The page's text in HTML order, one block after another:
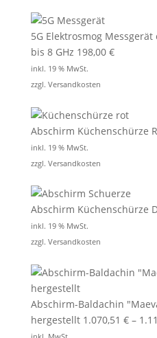
5G Elektrosmog Messgerät
bis 8 GHz 198,00 €
inkl. 19 % MwSt.
zzgl. Versandkosten
Abschirm Küchenschürze
inkl. 19 % MwSt.
zzgl. Versandkosten
Abschirm Küchenschürze
inkl. 19 % MwSt.
zzgl. Versandkosten
Abschirm-Baldachin
hergestellt 1.070,51 €–